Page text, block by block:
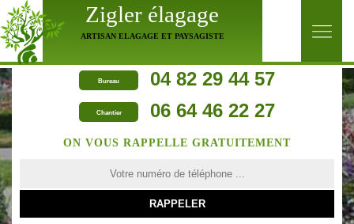
Zigler élagage
ARTISAN ELAGAGE ET PAYSAGISTE
Bureau 04 82 29 44 57
Chantier 06 64 46 22 27
ON VOUS RAPPELLE GRATUITEMENT